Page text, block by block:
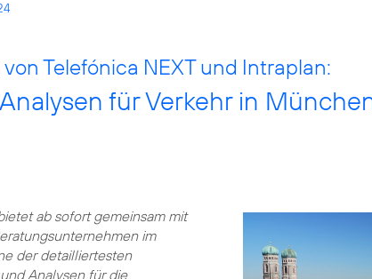
Telefónica NEXT und Intraplan:
für Verkehr in
ab sofort gemeinsam mit
im
der detailliertesten
Analysen für die